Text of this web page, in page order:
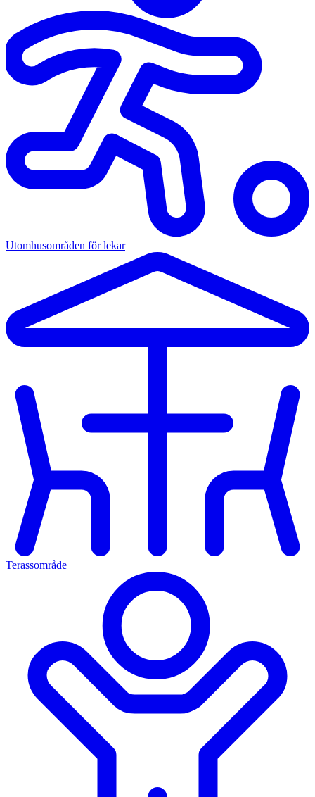
Utomhusområden för lekar
Terassområde